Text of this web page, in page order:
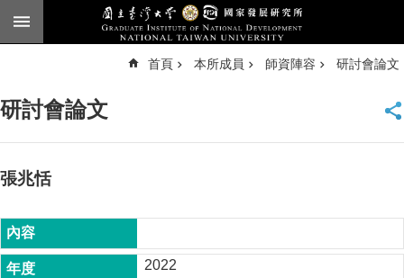
跳到主要內容區塊
臺
頁
公
告
首頁 本所成員 師資陣容 研討會論文
研討會論文
張兆恬
2022